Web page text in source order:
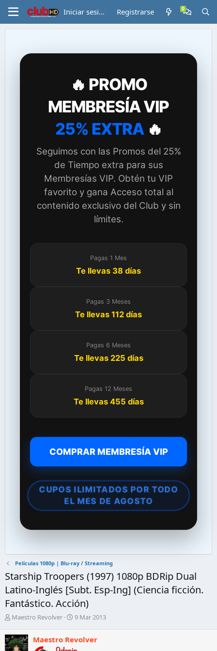
Iniciar sesión Registrarse
🔥 PROMO
MEMBRESÍA VIP
25% EXTRA🔥
Seguimos con las Promos del 25%
de Tiempo extra para sus
Membresías VIP. Obtén tu VIP
favorito y gana Acceso total al
contenido exclusivo del Club y sin
límites.
Pagas 1 Mes
Te llevas 38 días
Pagas 3 Meses
Te llevas 112 días
Pagas 6 Meses
Te llevas 225 días
Pagas 12 Meses
Te llevas 455 días
COMPRAR MEMBRESÍA VIP
CUPOS ILIMITADOS POR TODO
EL MES DE AGOSTO
Películas 1080p | Blu-ray / Streaming
Starship Troopers (1997) 1080p BDRip Dual
Latino-Inglés [Subt. Esp-Ing] (Ciencia ficción.
Fantástico. Acción)
A
t
o
Maestro Revolver
F
h
9 Mar 2013
Maestro Revolver